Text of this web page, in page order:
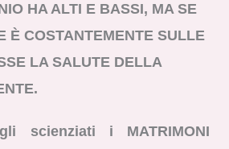
HA ALTI E BASSI, MA SE
È COSTANTEMENTE SULLE
LA SALUTE DELLA
scienziati i MATRIMONI